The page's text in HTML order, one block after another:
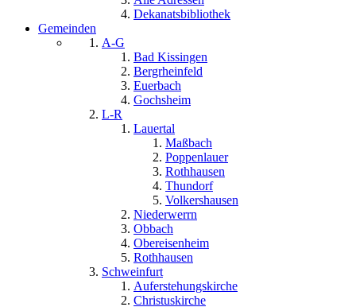
Dekanatsbibliothek
Gemeinden
A-G
Bad Kissingen
Bergrheinfeld
Euerbach
Gochsheim
L-R
Lauertal
Maßbach
Poppenlauer
Rothhausen
Thundorf
Volkershausen
Niederwerrn
Obbach
Obereisenheim
Rothhausen
Schweinfurt
Auferstehungskirche
Christuskirche